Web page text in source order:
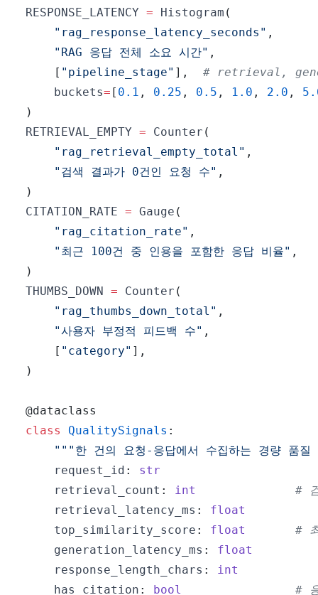
RESPONSE_LATENCY = Histogram (
"rag_response_latency_seconds" ,
"RAG 응답 전체 소요 시간" ,
[ "pipeline_stage" ] ,
# retrieval,
    buckets
= [ 0.1 , 0.25 , 0.5 , 1.0 , 2.0 ,
)
RETRIEVAL_EMPTY = Counter (
"rag_retrieval_empty_total" ,
"검색 결과가 0건인 요청 수" ,
)
CITATION_RATE = Gauge (
"rag_citation_rate" ,
"최근 100건 중 인용을 포함한 응답 비율" ,
)
THUMBS_DOWN = Counter (
"rag_thumbs_down_total" ,
"사용자 부정적 피드백 수" ,
[ "category" ] ,
)
@dataclass
class
QualitySignals :
"""한 건의 요청-응답에서 수집하는 경량 품
    request_id
:
str
    retrieval_count
: int
#
    retrieval_latency_ms
:
float
    top_similarity_score
: float
#
    generation_latency_ms
:
float
    response_length_chars
:
int
    has_citation
: bool #